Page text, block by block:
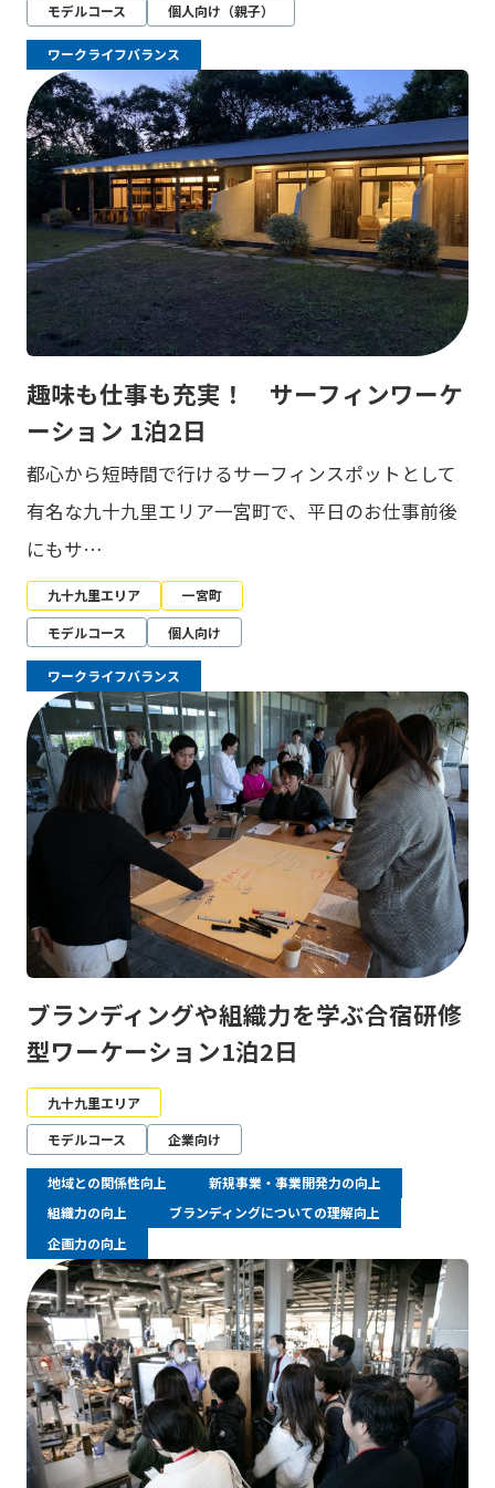
モデルコース
個人向け（親子）
ワークライフバランス
趣味も仕事も充実！ サーフィンワーケ
ーション 1泊2日
都心から短時間で行けるサーフィンスポットとして
有名な九十九里エリア一宮町で、平日のお仕事前後
にもサ…
九十九里エリア
一宮町
モデルコース
個人向け
ワークライフバランス
ブランディングや組織力を学ぶ合宿研修
型ワーケーション1泊2日
九十九里エリア
モデルコース
企業向け
地域との関係性向上
新規事業・事業開発力の向上
組織力の向上
ブランディングについての理解向上
企画力の向上